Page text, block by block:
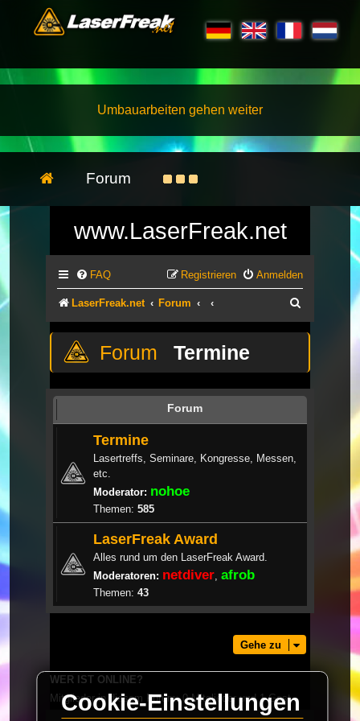
Umbauarbeiten gehen weiter
Forum
www.LaserFreak.net
FAQ Anmelden
Registrieren
LaserFreak.net Forum
Termine
Forum
Termine
Lasertreffs, Seminare, Kongresse, Messen,
etc.
Moderator: nohoe
Themen: 585
LaserFreak Award
Alles rund um den LaserFreak Award.
Moderatoren: netdiver afrob
Themen: 43
Gehe zu
WER IST ONLINE?
Mitglieder in diesem Forum: 0 Mitglieder und 1 Gast
Cookie-Einstellungen